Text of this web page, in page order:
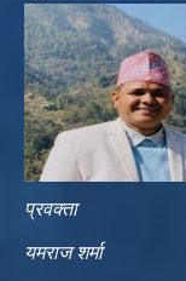
प्रवक्ता
यमराज शर्मा